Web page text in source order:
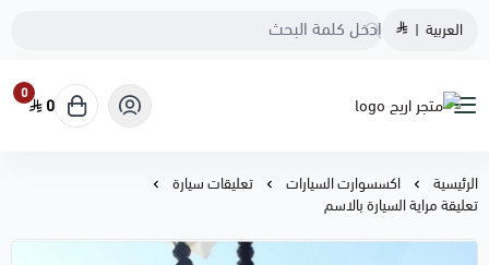
العربية |
متجر اريج
0
0
الرئيسية اكسسوارت السيارات
تعليقات سيارة
تعليقة مراية السيارة بالاسم